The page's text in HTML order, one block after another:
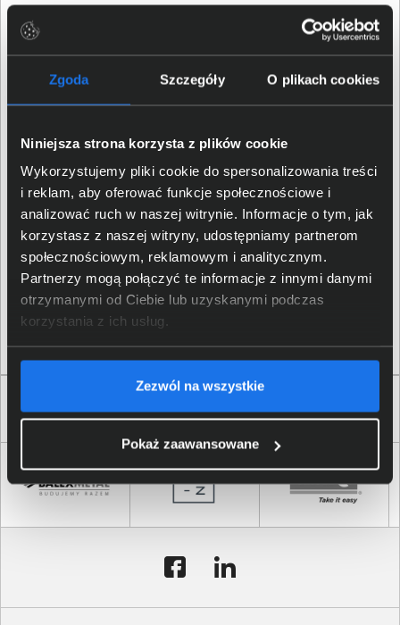
Zgoda Szczegóły O plikach cookies
Niniejsza strona korzysta z plików cookie
Wykorzystujemy pliki cookie do spersonalizowania treści
i reklam, aby oferować funkcje społecznościowe i
analizować ruch w naszej witrynie. Informacje o tym, jak
korzystasz z naszej witryny, udostępniamy partnerom
społecznościowym, reklamowym i analitycznym.
Partnerzy mogą połączyć te informacje z innymi danymi
otrzymanymi od Ciebie lub uzyskanymi podczas
korzystania z ich usług.
Zezwól na wszystkie
Pokaż zaawansowane
kompleksowe rozwiązanie bezpieczeństwa, które
buduje solidne fundamenty odporności na
współczesne wyzwania cybernetyczne.
Elastyczność dla zmiennych wymagań
nowy wymiar elastyczności w konfiguracji sieci,
adaptując się do zmiennych potrzeb organizacji. Ten
switch nie tylko zapewnia wydajność, ale także stanowi
narzędzie łatwo dostosowujące się do różnorodnych
scenariuszy zastosowań. To rozwiązanie, które
umożliwia dynamiczną reakcję na zmienne wymagania,
stawiając elastyczność na pierwszym planie.
Ranking switchy Cisco CBS350 - Lipiec
2026
Zaufali nam